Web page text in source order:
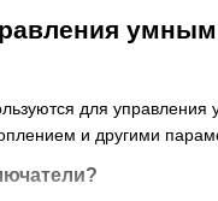
для
и другими